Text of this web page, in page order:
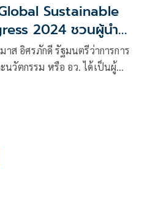
Sustainable
2024 ชวนผู้นำ
ศึกษาทั่วโลก
ส อิศรภักดี รัฐมนตรีว่าการการ
นวัตกรรม หรือ อว. ได้เป็นผู้